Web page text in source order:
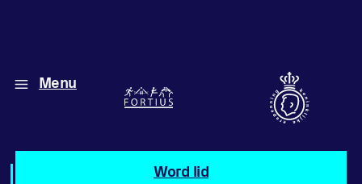
Menu
Word lid
Diverse disciplines
Atletiek